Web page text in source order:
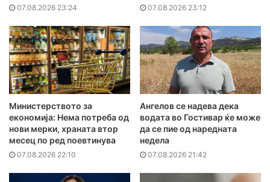
07.08.2026 23:24 07.08.2026 23:12
Министерството за
економија: Нема потреба од
нови мерки, храната втор
месец по ред поевтинува
07.08.2026 22:10
Ангелов се надева дека
водата во Гостивар ќе може
да се пие од наредната
недела
07.08.2026 21:42